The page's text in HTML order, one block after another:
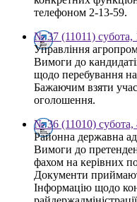
телефоном 2-13-59.
№ 37 (11011) субота,
Управління
Вимоги до
щодо перебування
Бажаючим взяти
оголошення.
№ 36 (11010) субота,
Районна державна
Вимоги до
фахом на керівних
Документи
Інформацію щодо